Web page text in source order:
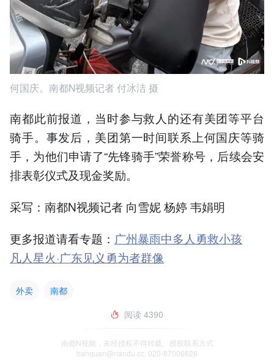
何国庆。南都N视频记者 付冰洁 摄
南都此前报道，当时参与救人的还有美团等平台
骑手。事发后，美团第一时间联系上何国庆等骑
手，为他们申请了“先锋骑手”荣誉称号，后续会安
排表彰仪式及现金奖励。
采写：南都N视频记者 向雪妮 杨婷 韦娟明
更多报道请看专题： 广州暴雨中多人勇救小孩
凡人星火·广东见义勇为者群像
外卖
南都
阅读 4390
南都N视频，未经授权不得转载、授权联系方式
banquan@nandu.cc. 020-87006626